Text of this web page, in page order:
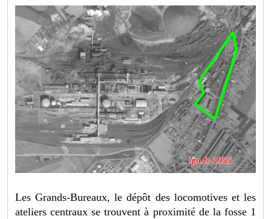
Les Grands-Bureaux, le dépôt des locomotives et les
ateliers centraux se trouvent à proximité de la fosse 1